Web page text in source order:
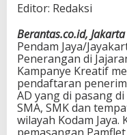
Editor: Redaksi
Berantas.co.id,
Pendam Jaya/
Penerangan di
Kampanye Kreatif
pendaftaran
AD yang di pasang
SMA, SMK dan
wilayah Kodam